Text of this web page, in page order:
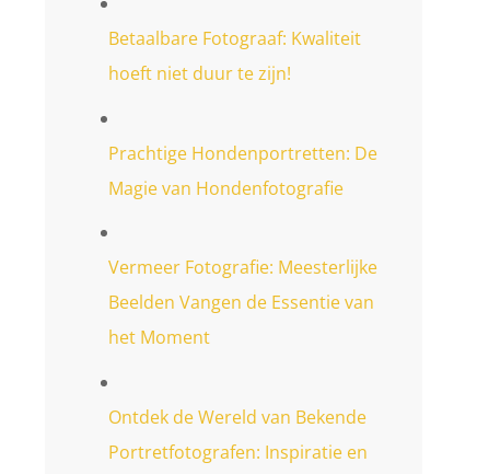
Betaalbare Fotograaf: Kwaliteit
hoeft niet duur te zijn!
Prachtige Hondenportretten: De
Magie van Hondenfotografie
Vermeer Fotografie: Meesterlijke
Beelden Vangen de Essentie van
het Moment
Ontdek de Wereld van Bekende
Portretfotografen: Inspiratie en